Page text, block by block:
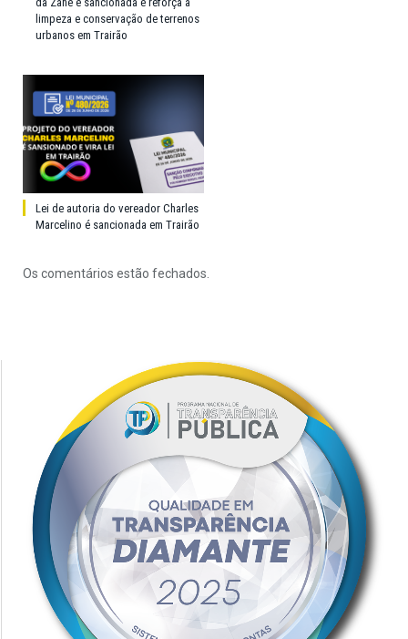
limpeza e conservação de terrenos
urbanos em Trairão
Lei de autoria do vereador Charles
Marcelino é sancionada em Trairão
Os comentários estão fechados.